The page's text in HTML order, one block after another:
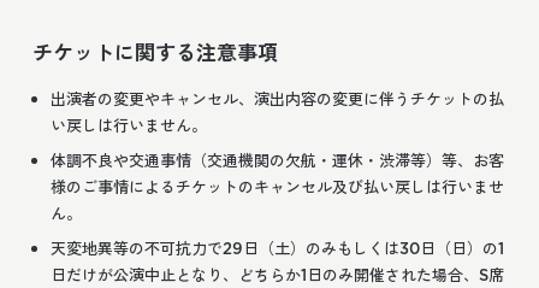
チケットに関する注意事項
出演者の変更やキャンセル、演出内容の変更に伴うチケットの払
い戻しは行いません。
体調不良や交通事情（交通機関の欠航・運休・渋滞等）等、お客
様のご事情によるチケットのキャンセル及び払い戻しは行いませ
ん。
天変地異等の不可抗力で29日（土）のみもしくは30日（日）の1
日だけが公演中止となり、どちらか1日のみ開催された場合、S席